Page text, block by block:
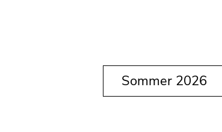
Sommer 2026